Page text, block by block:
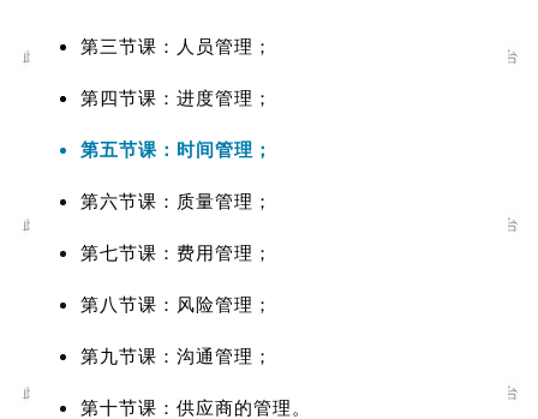
第三节课：人员管理；
第四节课：进度管理；
第五节课：时间管理；
第六节课：质量管理；
第七节课：费用管理；
第八节课：风险管理；
第九节课：沟通管理；
第十节课：供应商的管理。